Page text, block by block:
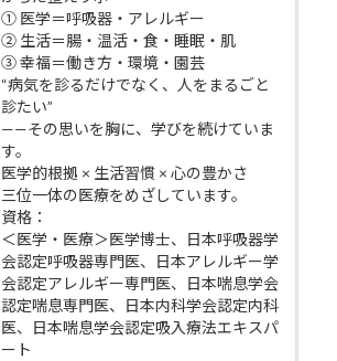
① 医学＝呼吸器・アレルギー
② 生活＝腸・温活・食・睡眠・肌
③ 幸福＝働き方・環境・園芸
“病気を診るだけでなく、人をまるごと
診たい”
——その思いを胸に、学びを続けていま
す。
医学的根拠 × 生活習慣 × 心の豊かさ
三位一体の医療をめざしています。
資格：
＜医学・医療＞医学博士、日本呼吸器学
会認定呼吸器専門医、日本アレルギー学
会認定アレルギー専門医、日本喘息学会
認定喘息専門医、日本内科学会認定内科
医、日本喘息学会認定吸入療法エキスパ
ート